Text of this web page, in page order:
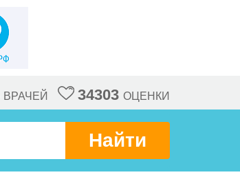
ВРАЧЕЙ 34303 ОЦЕНКИ
Найти